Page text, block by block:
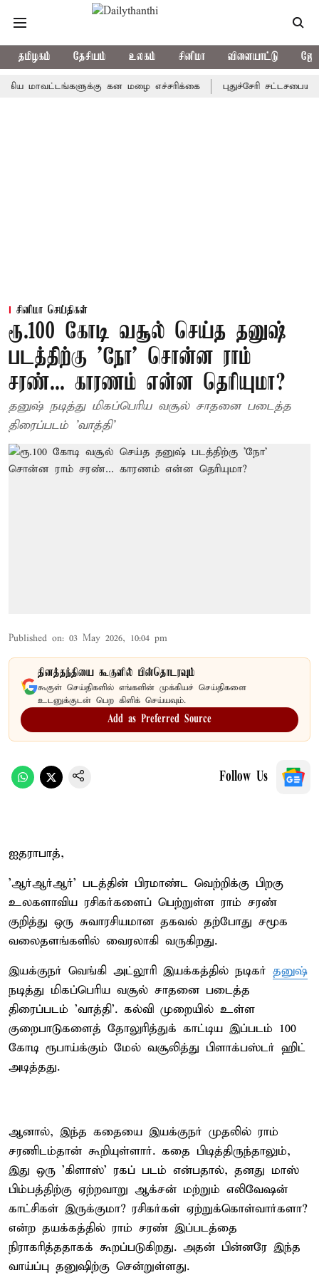
தமிழகம் தேசியம் உலகம் சினிமா விளையாட்டு
கன மழை எச்சரிக்கை புதுச்சேரி சட்டசபையில்
சினிமா செய்திகள்
ரூ.100 கோடி வசூல் செய்த தனுஷ்
படத்திற்கு ’நோ’ சொன்ன ராம்
சரண்... காரணம் என்ன தெரியுமா?
தனுஷ் நடித்து மிகப்பெரிய வசூல் சாதனை படைத்த
திரைப்படம் 'வாத்தி'
Published on: 03 May 2026, 10:04 pm
தினத்தந்தியை கூகுளில் பின்தொடரவும்
கூகுள் செய்திகளில் எங்களின் முக்கியச் செய்திகளை
உடனுக்குடன் பெற கிளிக் செய்யவும்.
Add as Preferred Source
Follow Us
ஐதராபாத்,
'ஆர்ஆர்ஆர்' படத்தின் பிரமாண்ட வெற்றிக்கு பிறகு
உலகளாவிய ரசிகர்களைப் பெற்றுள்ள ராம் சரண்
குறித்து ஒரு சுவாரசியமான தகவல் தற்போது சமூக
வலைதளங்களில் வைரலாகி வருகிறது.
இயக்குநர் வெங்கி அட்லூரி இயக்கத்தில் நடிகர் தனுஷ்
நடித்து மிகப்பெரிய வசூல் சாதனை படைத்த
திரைப்படம் 'வாத்தி'. கல்வி முறையில் உள்ள
குறைபாடுகளைத் தோலுரித்துக் காட்டிய இப்படம் 100
கோடி ரூபாய்க்கும் மேல் வசூலித்து பிளாக்பஸ்டர் ஹிட்
அடித்தது.
ஆனால், இந்த கதையை இயக்குநர் முதலில் ராம்
சரணிடம்தான் கூறியுள்ளார். கதை பிடித்திருந்தாலும்,
இது ஒரு 'கிளாஸ்' ரகப் படம் என்பதால், தனது மாஸ்
பிம்பத்திற்கு ஏற்றவாறு ஆக்சன் மற்றும் எலிவேஷன்
காட்சிகள் இருக்குமா? ரசிகர்கள் ஏற்றுக்கொள்வார்களா?
என்ற தயக்கத்தில் ராம் சரண் இப்படத்தை
நிராகரித்ததாகக் கூறப்படுகிறது. அதன் பின்னரே இந்த
வாய்ப்பு தனுஷிற்கு சென்றுள்ளது.